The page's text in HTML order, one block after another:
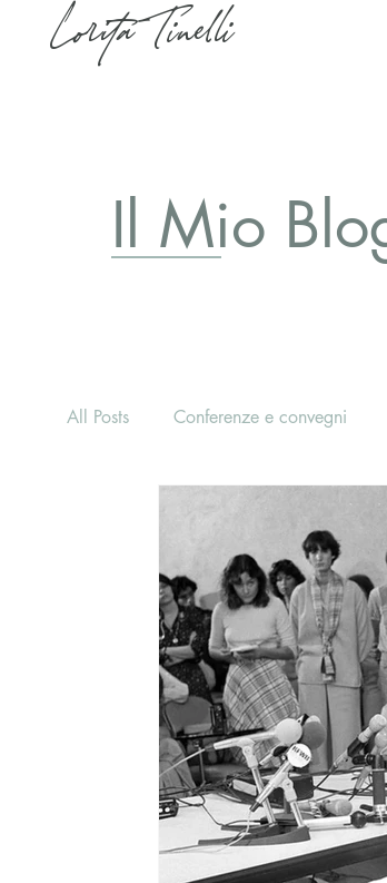
Lorita Tinelli
Il Mio
All Posts Conferenze e convegni
Articoli in inglese